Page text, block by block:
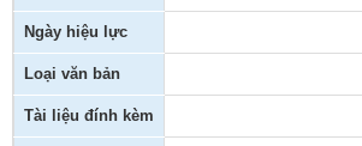
Ngày hiệu lực
Loại văn bản
Tài liệu đính kèm